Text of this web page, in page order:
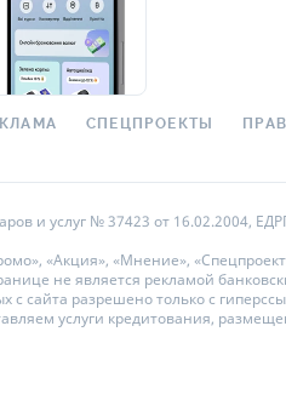
СПЕЦПРОЕКТЫ
и услуг № 37423 от 16.02.2004,
«Акция», «Мнение»,
не является рекламой
сайта разрешено только с
услуги кредитования,